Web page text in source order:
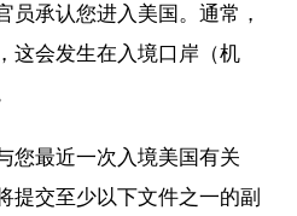
员承认您进入美国。通常，
这会发生在入境口岸（机
您最近一次入境美国有关
提交至少以下文件之一的副